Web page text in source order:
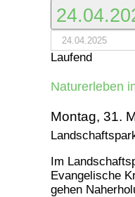
Laufend
Naturerleben
Montag, 31.
Im
Evangelische
gehen